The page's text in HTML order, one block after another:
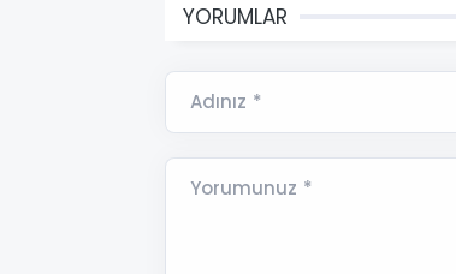
YORUMLAR
Adınız *
Yorumunuz *